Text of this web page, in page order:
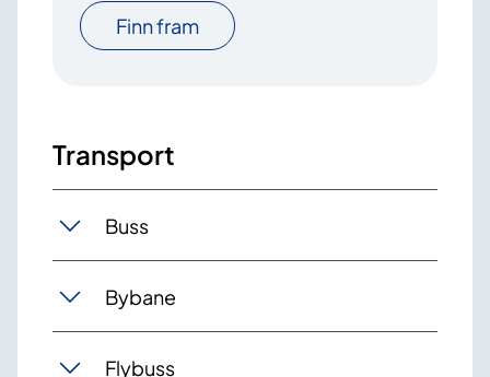
Finn fram
Transport
Buss
Bybane
Flybuss